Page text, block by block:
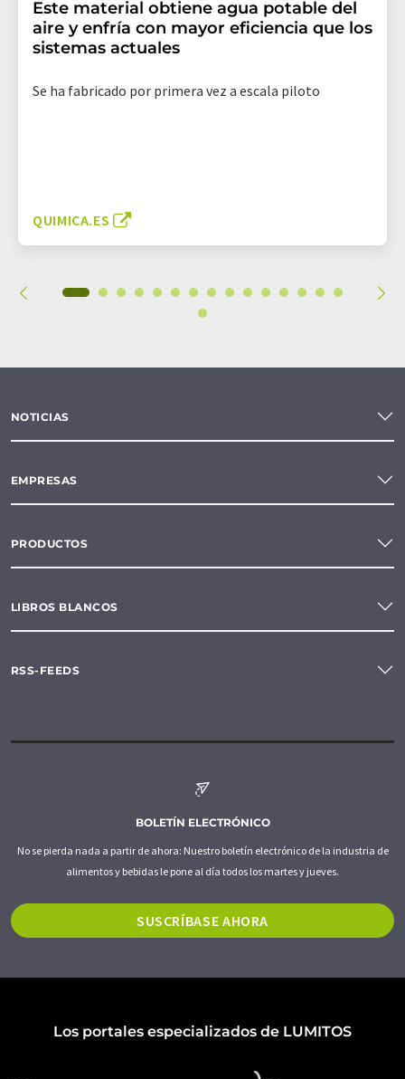
Este material obtiene agua potable del
aire y enfría con mayor eficiencia que los
sistemas actuales
Se ha fabricado por primera vez a escala piloto
QUIMICA.ES
NOTICIAS
EMPRESAS
PRODUCTOS
LIBROS BLANCOS
RSS-FEEDS
BOLETÍN ELECTRÓNICO
No se pierda nada a partir de ahora: Nuestro boletín electrónico de la industria de
alimentos y bebidas le pone al día todos los martes y jueves.
SUSCRÍBASE AHORA
Los portales especializados de LUMITOS